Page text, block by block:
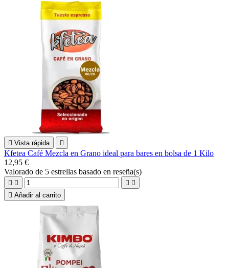
 Vista rápida 
Kfetea Café Mezcla en Grano ideal para bares en bolsa de 1 Kilo
12,95 €
Valorado de 5 estrellas basado en reseña(s)
   
 Añadir al carrito